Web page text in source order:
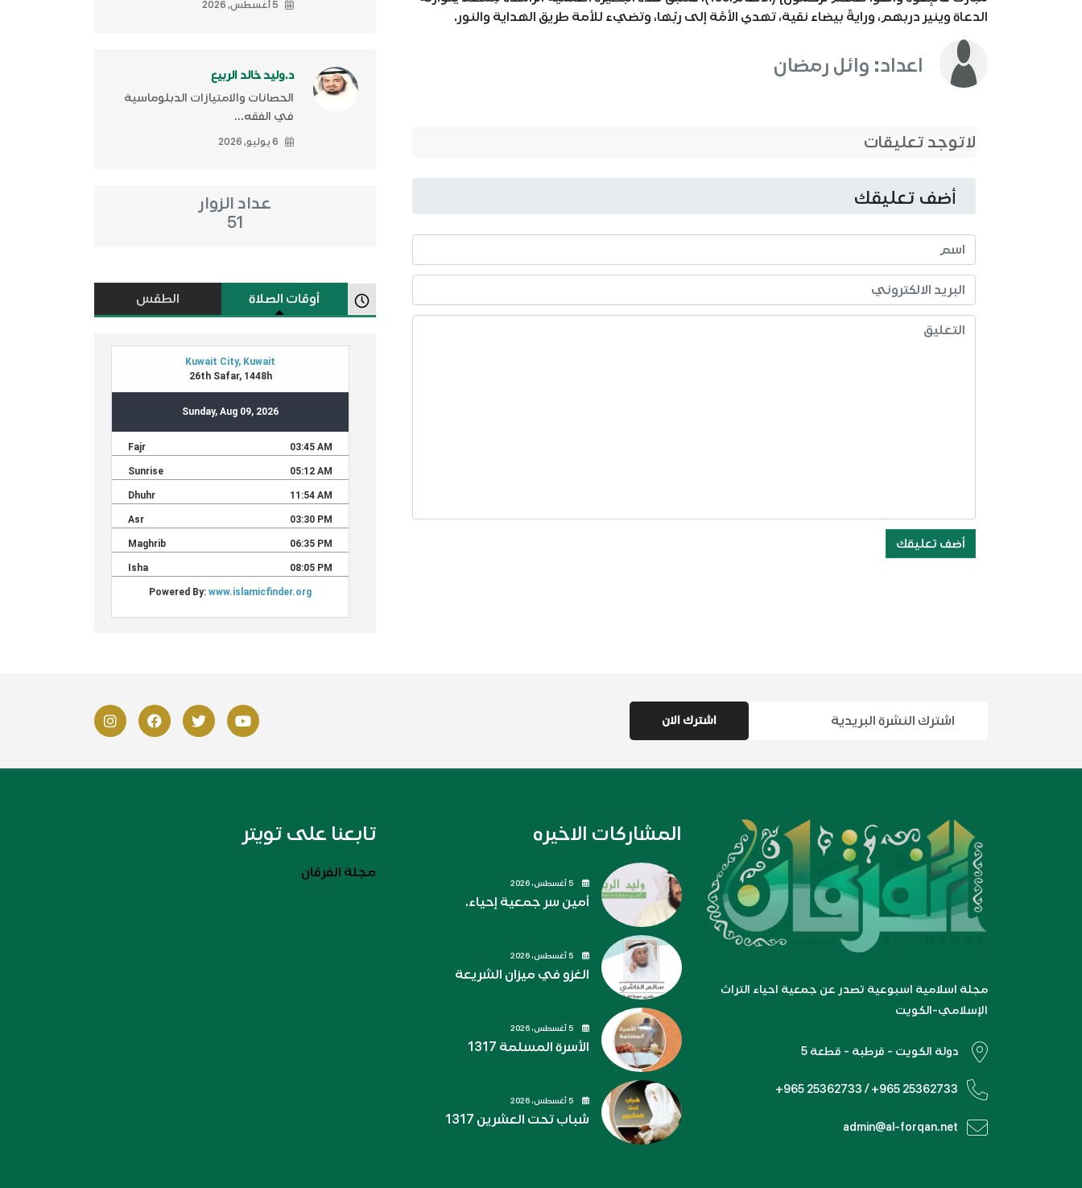
الدعاة وينير دربهم، ورايةً بيضاء نقية، تهدي الأمَّة إلى ربّها، وتضيء للأمة طريق الهداية والنور.
اعداد: وائل رمضان
لاتوجد تعليقات
أضف تعليقك
أضف تعليقك
5 أغسطس, 2026
د.وليد خالد الربيع
الحصانات والامتيازات الدبلوماسية
في الفقه...
6 يوليو, 2026
عداد الزوار
51
أوقات الصلاة الطقس
مجلة اسلامية اسبوعية تصدر عن جمعية احياء التراث
الإسلامي-الكويت
دولة الكويت - قرطبة - قطعة 5
+965 25362733 / +965 25362733
admin@al-forqan.net
المشاركات الاخيره
أمين سر جمعية إحياء.
الغزو في ميزان الشريعة
الأسرة المسلمة 1317
شباب تحت العشرين 1317
تابعنا على تويتر
مجلة الفرقان